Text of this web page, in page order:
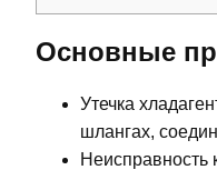
Основные
Утечка
шлангах,
Неисправность